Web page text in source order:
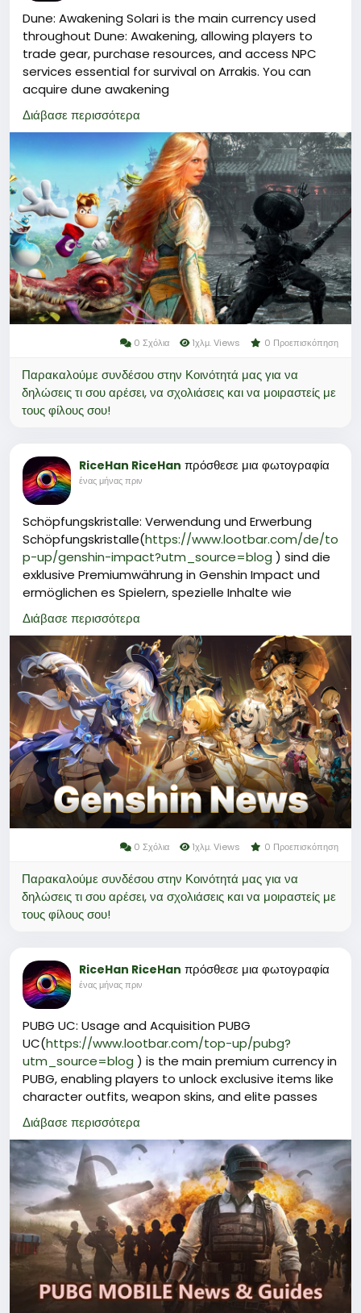
Dune: Awakening Solari is the main currency used
throughout Dune: Awakening, allowing players to
trade gear, purchase resources, and access NPC
services essential for survival on Arrakis. You can
acquire dune awakening
solari(
https://www.lootbar.com/game-coins/dune-
awakening?utm_source=blog
topping up through trusted game trading platforms
such as Midasbuy, Codashop, or OffGamers.
Managing your solari wisely is crucial, as carrying it in
your inventory exposes you to the risk of losing it
upon death unless you deposit it in hub banks where
it becomes Solari Credit for safe, remote use. This
currency forms the backbone of the game's
economy, driving player interactions and strategic
choices in the harsh desert world.
Διάβασε περισσότερα
0 Σχόλια 1χλμ. Views 0 Προεπισκόπηση
Παρακαλούμε συνδέσου στην Κοινότητά μας για να
δηλώσεις τι σου αρέσει, να σχολιάσεις και να μοιραστείς με
τους φίλους σου!
RiceHan RiceHan πρόσθεσε μια φωτογραφία
ένας μήνας πριν
Schöpfungskristalle: Verwendung und Erwerbung
Schöpfungskristalle(https://www.lootbar.com/de/to
p-up/genshin-impact?utm_source=blog ) sind die
exklusive Premiumwährung in Genshin Impact und
ermöglichen es Spielern, spezielle Inhalte wie
Urgestein, verschiedene Boost-Pakete oder seltene
Materialien im Spiel zu erwerben.\
Um Schöpfungskristalle zu erhalten, müssen Spieler
diese mit echtem Geld aufladen, was bequem über
anerkannte Handelsplattformen wie Codashop,
OffGamers oder den offiziellen miHoYo-Shop
möglich ist.\
Der Erwerb von Schöpfungskristalle gibt Spielern
Zugang zu besonderen Angeboten und erhöht ihre
Flexibilität beim Freischalten neuer Charaktere und
Items im Spiel.\
Dadurch sind Schöpfungskristalle ein
Διάβασε περισσότερα
0 Σχόλια 1χλμ. Views 0 Προεπισκόπηση
Παρακαλούμε συνδέσου στην Κοινότητά μας για να
δηλώσεις τι σου αρέσει, να σχολιάσεις και να μοιραστείς με
τους φίλους σου!
RiceHan RiceHan πρόσθεσε μια φωτογραφία
ένας μήνας πριν
PUBG UC: Usage and Acquisition PUBG
UC(https://www.lootbar.com/top-up/pubg?
utm_source=blog ) is the main premium currency in
PUBG, enabling players to unlock exclusive items like
character outfits, weapon skins, and elite passes
that enhance their gaming experience.
To obtain PUBG UC, players typically use top-up
services available on reputable game trading
platforms such as Codashop, Midasbuy, and SEAGM,
where they can quickly purchase the desired
amount of UC.
With PUBG UC, gamers can personalize their
appearance and access special features not
available through free gameplay alone.
Διάβασε περισσότερα